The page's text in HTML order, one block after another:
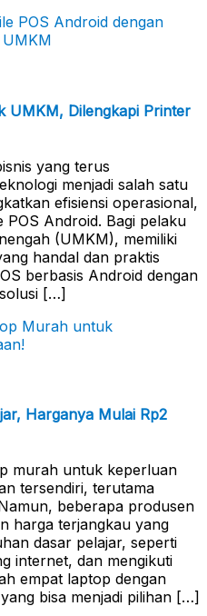
UMKM, Dilengkapi Printer
yang terus
menjadi salah satu
efisiensi operasional,
Android. Bagi pelaku
(UMKM), memiliki
handal dan praktis
berbasis Android dengan
[…]
Harganya Mulai Rp2
murah untuk keperluan
tersendiri, terutama
beberapa produsen
harga terjangkau yang
dasar pelajar, seperti
internet, dan mengikuti
empat laptop dengan
bisa menjadi pilihan […]